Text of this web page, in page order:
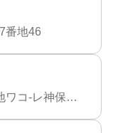
番地46
埼玉県児玉郡上里町七本木5323番地ワコ-レ神保原304号